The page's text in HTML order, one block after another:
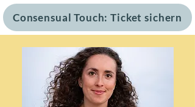
Consensual Touch: Ticket sichern